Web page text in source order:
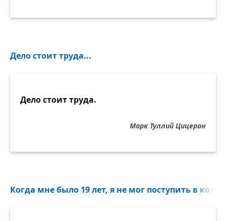
Дело стоит труда...
Дело стоит труда.
Марк Туллий Цицерон
Когда мне было 19 лет, я не мог поступить в